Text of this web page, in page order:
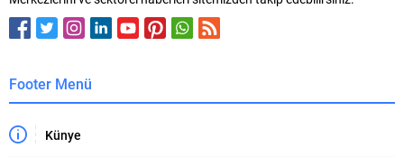
Footer Menü
Künye